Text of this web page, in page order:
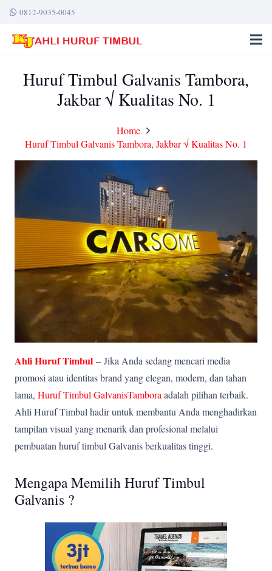
0812-9035-0045
Huruf Timbul Galvanis Tambora,
Jakbar √ Kualitas No. 1
Home
Huruf Timbul Galvanis Tambora, Jakbar √ Kualitas No. 1
Ahli Huruf Timbul – Jika Anda sedang mencari media
promosi atau identitas brand yang elegan, modern, dan tahan
lama, Huruf Timbul GalvanisTambora adalah pilihan terbaik.
Ahli Huruf Timbul hadir untuk membantu Anda menghadirkan
tampilan visual yang menarik dan profesional melalui
pembuatan huruf timbul Galvanis berkualitas tinggi.
Mengapa Memilih Huruf Timbul
Galvanis ?